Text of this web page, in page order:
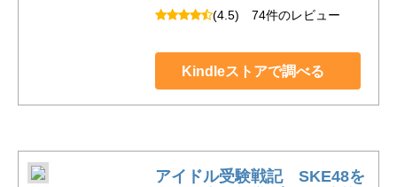
(4.5) 74件のレビュー
Kindleストアで調べる
アイドル受験戦記 SKE48を